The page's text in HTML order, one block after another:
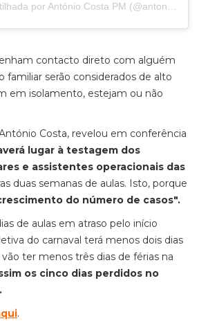
Uma publicação partilhada por António Costa PM (@antoniocostapm)
contacto direto com alguém
familiar serão considerados de alto
em isolamento, estejam ou não
Costa, revelou em conferência
lugar à testagem dos
e assistentes operacionais das
duas semanas de aulas. Isto, porque
do número de casos".
de aulas em atraso pelo início
do carnaval terá menos dois dias
ter menos três dias de férias na
os cinco dias perdidos no
.